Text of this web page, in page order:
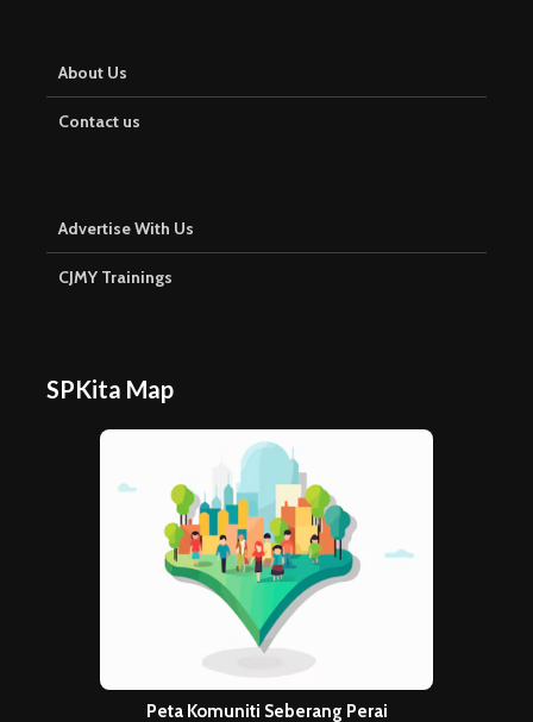
About Us
Contact us
Advertise With Us
CJMY Trainings
SPKita Map
Peta Komuniti Seberang Perai